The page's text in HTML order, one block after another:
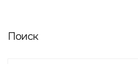
Поиск